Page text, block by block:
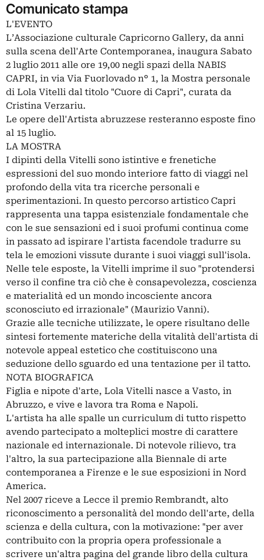
Comunicato stampa
L'EVENTO
L’Associazione culturale Capricorno Gallery, da anni
sulla scena dell'Arte Contemporanea, inaugura Sabato
2 luglio 2011 alle ore 19,00 negli spazi della NABIS
CAPRI, in via Via Fuorlovado n° 1, la Mostra personale
di Lola Vitelli dal titolo "Cuore di Capri", curata da
Cristina Verzariu.
Le opere dell'Artista abruzzese resteranno esposte fino
al 15 luglio.
LA MOSTRA
I dipinti della Vitelli sono istintive e frenetiche
espressioni del suo mondo interiore fatto di viaggi nel
profondo della vita tra ricerche personali e
sperimentazioni. In questo percorso artistico Capri
rappresenta una tappa esistenziale fondamentale che
con le sue sensazioni ed i suoi profumi continua come
in passato ad ispirare l'artista facendole tradurre su
tela le emozioni vissute durante i suoi viaggi sull'isola.
Nelle tele esposte, la Vitelli imprime il suo "protendersi
verso il confine tra ciò che è consapevolezza, coscienza
e materialità ed un mondo incosciente ancora
sconosciuto ed irrazionale" (Maurizio Vanni).
Grazie alle tecniche utilizzate, le opere risultano delle
sintesi fortemente materiche della vitalità dell'artista di
notevole appeal estetico che costituiscono una
seduzione dello sguardo ed una tentazione per il tatto.
NOTA BIOGRAFICA
Figlia e nipote d'arte, Lola Vitelli nasce a Vasto, in
Abruzzo, e vive e lavora tra Roma e Napoli.
L'artista ha alle spalle un curriculum di tutto rispetto
avendo partecipato a molteplici mostre di carattere
nazionale ed internazionale. Di notevole rilievo, tra
l'altro, la sua partecipazione alla Biennale di arte
contemporanea a Firenze e le sue esposizioni in Nord
America.
Nel 2007 riceve a Lecce il premio Rembrandt, alto
riconoscimento a personalità del mondo dell'arte, della
scienza e della cultura, con la motivazione: "per aver
contribuito con la propria opera professionale a
scrivere un'altra pagina del grande libro della cultura